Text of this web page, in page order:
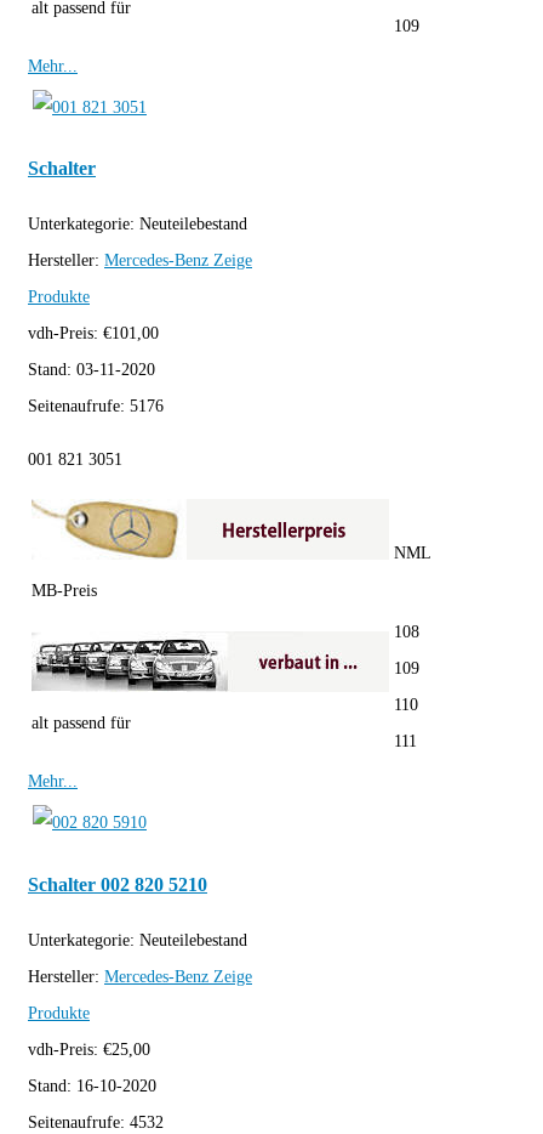
alt passend für
109
Mehr...
Schalter
Unterkategorie: Neuteilebestand
Hersteller: Mercedes-Benz Zeige
Produkte
vdh-Preis: €101,00
Stand: 03-11-2020
Seitenaufrufe: 5176
001 821 3051
MB-Preis
NML
alt passend für
108
109
110
111
Mehr...
Schalter 002 820 5210
Unterkategorie: Neuteilebestand
Hersteller: Mercedes-Benz Zeige
Produkte
vdh-Preis: €25,00
Stand: 16-10-2020
Seitenaufrufe: 4532